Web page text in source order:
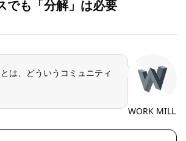
でも「分解」は必要
は、どういうコミュニティ
WORK MILL